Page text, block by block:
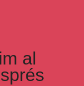
al